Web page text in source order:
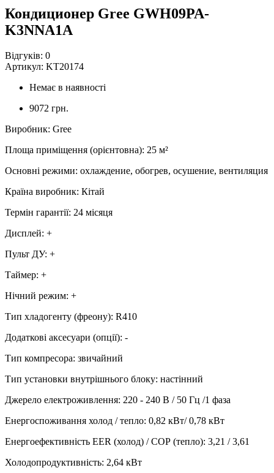
Кондиционер Gree GWH09PA-
K3NNA1A
Відгуків: 0
Артикул: KT20174
Немає в наявності
9072 грн.
Виробник: Gree
Площа приміщення (орієнтовна): 25 м²
Основні режими: охлаждение, обогрев, осушение, вентиляция
Країна виробник: Кітай
Термін гарантії: 24 місяця
Дисплей: +
Пульт ДУ: +
Таймер: +
Нічний режим: +
Тип хладогенту (фреону): R410
Додаткові аксесуари (опції): -
Тип компресора: звичайний
Тип установки внутрішнього блоку: настінний
Джерело електроживлення: 220 - 240 В / 50 Гц /1 фаза
Енергоспоживання холод / тепло: 0,82 кВт/ 0,78 кВт
Енергоефективність EER (холод) / СОР (тепло): 3,21 / 3,61
Холодопродуктивність: 2,64 кВт